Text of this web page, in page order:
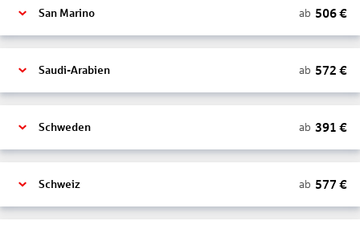
San Marino ab 506€
Saudi-Arabien ab 572 €
Schweden ab 391 €
Schweiz ab 577 €